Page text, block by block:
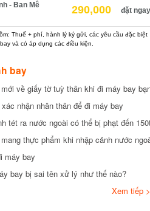
- Ban Mê
290,000 đặt ngay
Thuế + phí, hành lý ký gửi, các yêu cầu đặc biệt
và có áp dụng các điều kiện.
bay
về giấy tờ tuỳ thân khi đi máy bay bạn
nhận nhân thân để đi máy bay
tét ra nước ngoài có thể bị phạt đến 150tr
thực phẩm khi nhập cảnh nước ngoài
bay
bay bị sai tên xử lý như thế nào?
Xem tiếp >>